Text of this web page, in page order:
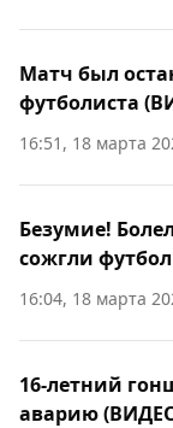
Матч был
футболиста
16:51, 18 марта
Безумие!
сожгли
16:04, 18 марта
16-летний
аварию